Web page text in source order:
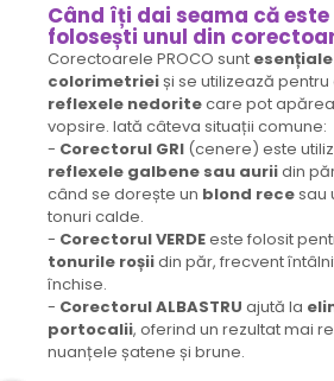
Când îți dai seama că
folosești unul din
Corectoarele PROCO sunt
colorimetrieiși se utilizează pentru
reflexele nedoritecare pot
vopsire. Iată câteva situații comune:
- Corectorul GRI (cenere) este
reflexele galbene sau auriidin
când se dorește un blond recesau
tonuri calde.
- Corectorul VERDEeste folosit
tonurile roșiidin păr, frecvent
închise.
- Corectorul ALBASTRU ajută la
portocalii, oferind un rezultat mai
nuanțele șatene și brune.